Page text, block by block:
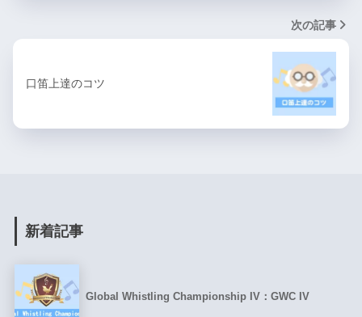
次の記事
口笛上達のコツ
新着記事
Global Whistling Championship IV：GWC IV